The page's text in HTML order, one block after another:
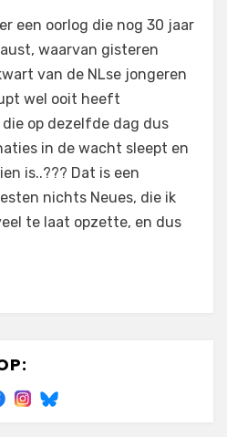
een oorlog die nog 30 jaar
waarvan gisteren
van de NLse jongeren
wel ooit heeft
op dezelfde dag dus
in de wacht sleept en
is..??? Dat is een
nichts Neues, die ik
te laat opzette, en dus